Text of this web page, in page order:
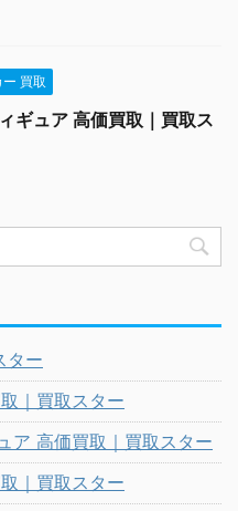
買取
ギュア 高価買取｜買取ス
ター
｜買取スター
ア 高価買取｜買取スター
｜買取スター